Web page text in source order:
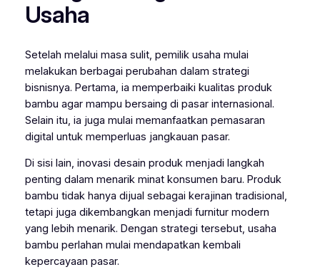
Usaha
Setelah melalui masa sulit, pemilik usaha mulai
melakukan berbagai perubahan dalam strategi
bisnisnya. Pertama, ia memperbaiki kualitas produk
bambu agar mampu bersaing di pasar internasional.
Selain itu, ia juga mulai memanfaatkan pemasaran
digital untuk memperluas jangkauan pasar.
Di sisi lain, inovasi desain produk menjadi langkah
penting dalam menarik minat konsumen baru. Produk
bambu tidak hanya dijual sebagai kerajinan tradisional,
tetapi juga dikembangkan menjadi furnitur modern
yang lebih menarik. Dengan strategi tersebut, usaha
bambu perlahan mulai mendapatkan kembali
kepercayaan pasar.